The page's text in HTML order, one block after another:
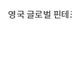
영국 글로벌 핀